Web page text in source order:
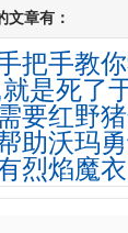
文章有：
把手教
是死了
要红野
助沃玛
烈焰魔